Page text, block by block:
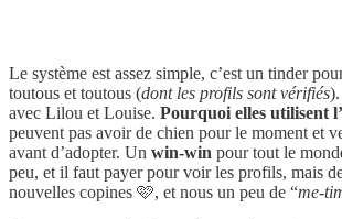
Le système est assez simple, c’est un tinder
toutous et toutous (dont les profils sont vérifiés
avec Lilou et Louise. Pourquoi elles utilisent
peuvent pas avoir de chien pour le moment et
avant d’adopter. Un win-win pour tout le
peu, et il faut payer pour voir les profils, mais
nouvelles copines 🩷, et nous un peu de “me-